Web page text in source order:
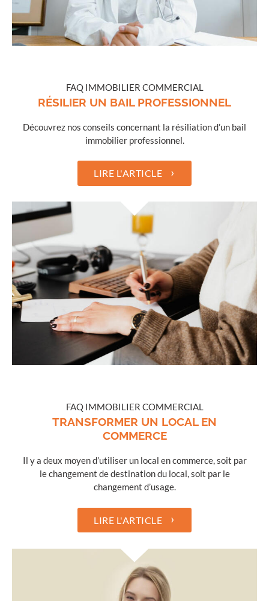
FAQ IMMOBILIER COMMERCIAL
RÉSILIER UN BAIL PROFESSIONNEL
Découvrez nos conseils concernant la résiliation d’un bail
immobilier professionnel.
LIRE L'ARTICLE ›
FAQ IMMOBILIER COMMERCIAL
TRANSFORMER UN LOCAL EN
COMMERCE
Il y a deux moyen d’utiliser un local en commerce, soit par
le changement de destination du local, soit par le
changement d’usage.
LIRE L'ARTICLE ›